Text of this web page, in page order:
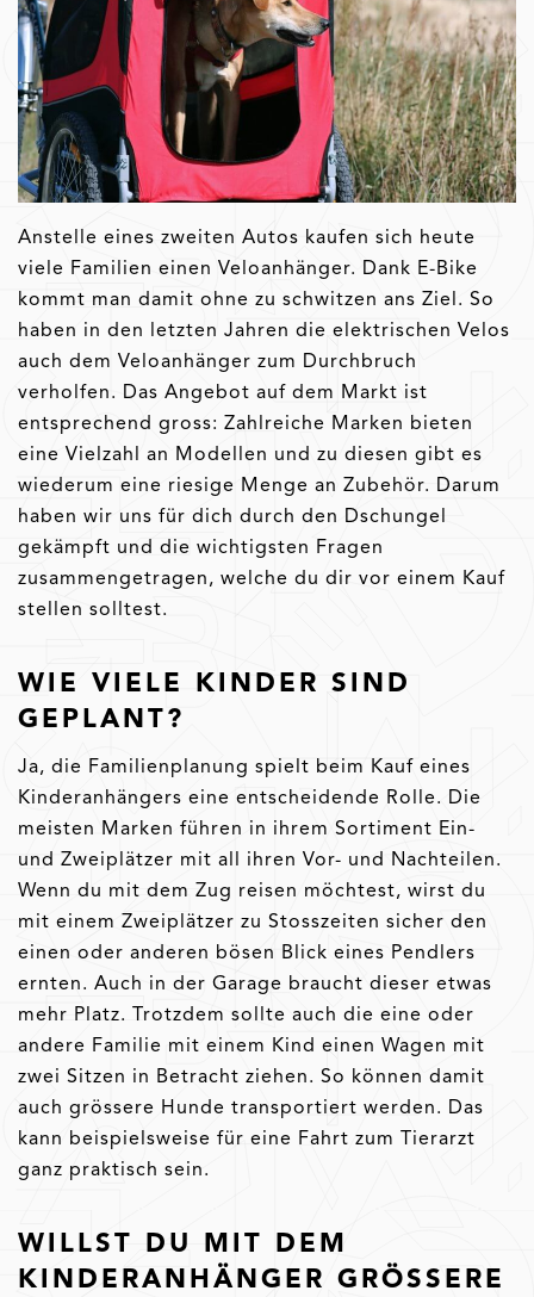
Anstelle eines zweiten Autos kaufen sich heute
viele Familien einen Veloanhänger. Dank E-Bike
kommt man damit ohne zu schwitzen ans Ziel. So
haben in den letzten Jahren die elektrischen Velos
auch dem Veloanhänger zum Durchbruch
verholfen. Das Angebot auf dem Markt ist
entsprechend gross: Zahlreiche Marken bieten
eine Vielzahl an Modellen und zu diesen gibt es
wiederum eine riesige Menge an Zubehör. Darum
haben wir uns für dich durch den Dschungel
gekämpft und die wichtigsten Fragen
zusammengetragen, welche du dir vor einem Kauf
stellen solltest.
WIE VIELE KINDER SIND
GEPLANT?
Ja, die Familienplanung spielt beim Kauf eines
Kinderanhängers eine entscheidende Rolle. Die
meisten Marken führen in ihrem Sortiment Ein-
und Zweiplätzer mit all ihren Vor- und Nachteilen.
Wenn du mit dem Zug reisen möchtest, wirst du
mit einem Zweiplätzer zu Stosszeiten sicher den
einen oder anderen bösen Blick eines Pendlers
ernten. Auch in der Garage braucht dieser etwas
mehr Platz. Trotzdem sollte auch die eine oder
andere Familie mit einem Kind einen Wagen mit
zwei Sitzen in Betracht ziehen. So können damit
auch grössere Hunde transportiert werden. Das
kann beispielsweise für eine Fahrt zum Tierarzt
ganz praktisch sein.
WILLST DU MIT DEM
KINDERANHÄNGER GRÖSSERE